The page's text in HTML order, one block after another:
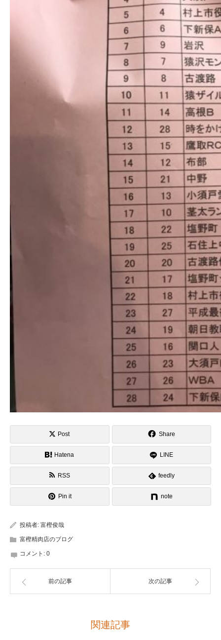
Post Share
Hatena LINE
RSS feedly
Pin it note
投稿者: 富樫俊哉
富樫精肉店のブログ
コメント: 0
前の記事 次の記事
関連記事